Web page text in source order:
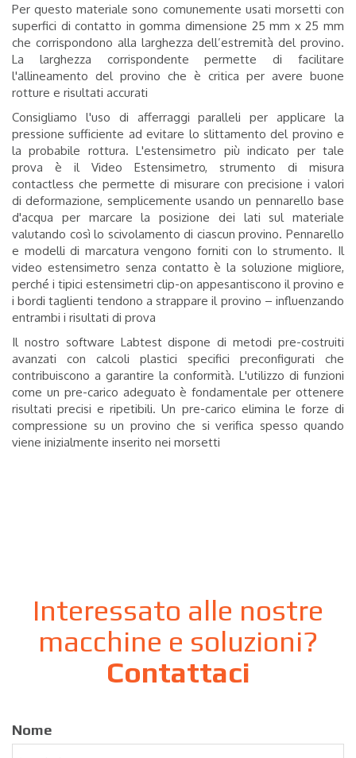
Per questo materiale sono comunemente usati morsetti con
superfici di contatto in gomma dimensione 25 mm x 25 mm
che corrispondono alla larghezza dell’estremità del provino.
La larghezza corrispondente permette di facilitare
l'allineamento del provino che è critica per avere buone
rotture e risultati accurati
Consigliamo l'uso di afferraggi paralleli per applicare la
pressione sufficiente ad evitare lo slittamento del provino e
la probabile rottura. L'estensimetro più indicato per tale
prova è il Video Estensimetro, strumento di misura
contactless che permette di misurare con precisione i valori
di deformazione, semplicemente usando un pennarello base
d'acqua per marcare la posizione dei lati sul materiale
valutando così lo scivolamento di ciascun provino. Pennarello
e modelli di marcatura vengono forniti con lo strumento. Il
video estensimetro senza contatto è la soluzione migliore,
perché i tipici estensimetri clip-on appesantiscono il provino e
i bordi taglienti tendono a strappare il provino – influenzando
entrambi i risultati di prova
Il nostro software Labtest dispone di metodi pre-costruiti
avanzati con calcoli plastici specifici preconfigurati che
contribuiscono a garantire la conformità. L'utilizzo di funzioni
come un pre-carico adeguato è fondamentale per ottenere
risultati precisi e ripetibili. Un pre-carico elimina le forze di
compressione su un provino che si verifica spesso quando
viene inizialmente inserito nei morsetti
Interessato alle nostre
macchine e soluzioni?
Contattaci
Nome